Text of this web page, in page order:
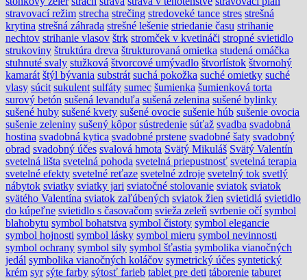
stravovací režim strecha strečing stredoveké tance stres strešná
krytina strešná záhrada strešné lešenie striedanie času strihanie
nechtov strihanie vlasov štrk stromček v kvetináči stropné svietidlo
strukoviny štruktúra dreva štrukturovaná omietka studená omáčka
stuhnuté svaly stužková štvorcové umývadlo štvorlístok štvornohý
kamarát štýl bývania substrát suchá pokožka suché omietky suché
vlasy súcit sukulent sulfáty sumec šumienka šumienková torta
surový betón sušená levanduľa sušená zelenina sušené bylinky
sušené huby sušené kvety sušené ovocie sušenie húb sušenie ovocia
sušenie zeleniny sušený kôpor sústredenie súťaž svadba svadobná
hostina svadobná kytica svadobné prstene svadobné šaty svadobný
obrad svadobný účes svalová hmota Svätý Mikuláš Svätý Valentín
svetelná lišta svetelná pohoda svetelná priepustnosť svetelná terapia
svetelné efekty svetelné reťaze svetelné zdroje svetelný tok svetlý
nábytok sviatky sviatky jari sviatočné stolovanie sviatok sviatok
svätého Valentína sviatok zaľúbených sviatok žien svietidlá svietidlo
do kúpeľne svietidlo s časovačom svieža zeleň svrbenie očí symbol
blahobytu symbol bohatstva symbol čistoty symbol elegancie
symbol hojnosti symbol lásky symbol mieru symbol nevinnosti
symbol ochrany symbol sily symbol šťastia symbolika vianočných
jedál symbolika vianočných koláčov symetrický účes syntetický
krém syr sýte farby sýtosť farieb tablet pre deti táborenie taburet